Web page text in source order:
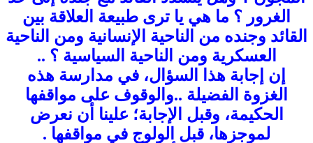
الغرور ؟ ما هي يا ترى طبيعة العلاقة بين
القائد وجنده من الناحية الإنسانية ومن الناحية
العسكرية ومن الناحية السياسية ؟ ..
إن إجابة هذا السؤال، في مدارسة هذه
الغزوة الفضيلة ..والوقوف على مواقفها
الحكيمة، وقبل الإجابة؛ علينا أن نعرض
لموجزها، قبل الولوج في مواقفها .